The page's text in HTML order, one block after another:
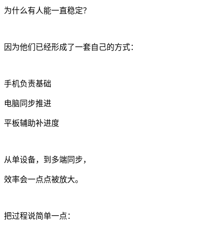
为什么有人能一直稳定？
因为他们已经形成了一套自己的方式：
手机负责基础
电脑同步推进
平板辅助补进度
从单设备，到多端同步，
效率会一点点被放大。
把过程说简单一点：